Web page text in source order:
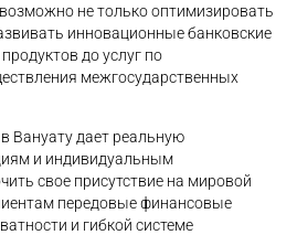
не только оптимизировать
инновационные банковские
до услуг по
межгосударственных
Вануату дает реальную
и индивидуальным
свое присутствие на мировой
передовые финансовые
и гибкой системе